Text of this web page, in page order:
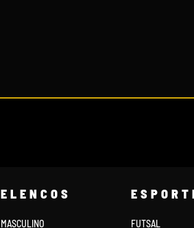
ELENCOS
MASCULINO
FUTSAL